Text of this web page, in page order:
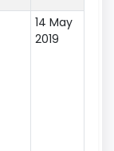
14 May
2019